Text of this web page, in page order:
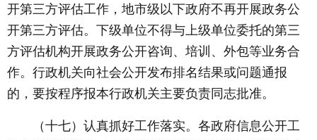
开第三方评估工作，地市级以下政府不再开展政务公
开第三方评估。下级单位不得与上级单位委托的第三
方评估机构开展政务公开咨询、培训、外包等业务合
作。行政机关向社会公开发布排名结果或问题通报
的，要按程序报本行政机关主要负责同志批准。
（十七）认真抓好工作落实。各政府信息公开工